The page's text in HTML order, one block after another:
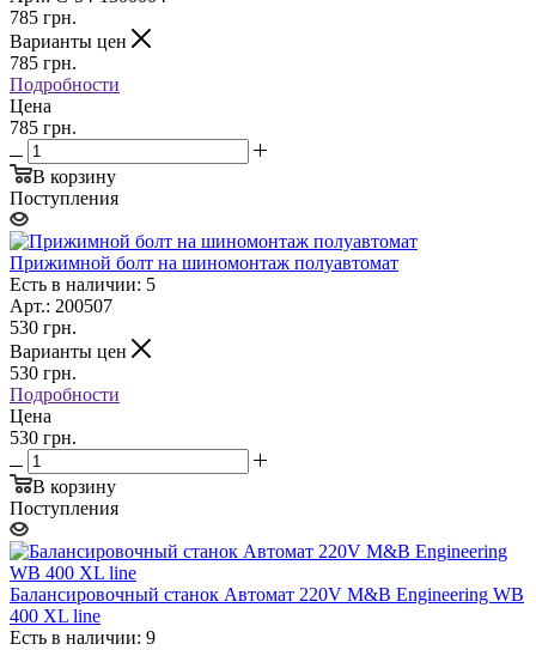
785 грн.
Варианты цен
785 грн.
Подробности
Цена
785 грн.
В корзину
Поступления
Прижимной болт на шиномонтаж полуавтомат
Есть в наличии: 5
Арт.: 200507
530 грн.
Варианты цен
530 грн.
Подробности
Цена
530 грн.
В корзину
Поступления
Балансировочный станок Автомат 220V M&B Engineering WB
400 XL line
Есть в наличии: 9